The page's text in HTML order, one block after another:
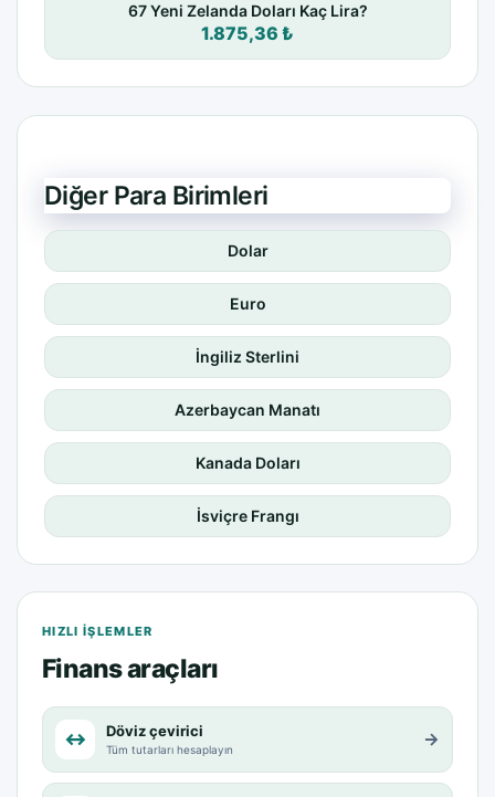
67 Yeni Zelanda Doları Kaç Lira?
1.875,36 ₺
Diğer Para Birimleri
Dolar
Euro
İngiliz Sterlini
Azerbaycan Manatı
Kanada Doları
İsviçre Frangı
HIZLI IŞLEMLER
Finans araçları
↔ Döviz çevirici
Tüm tutarları hesaplayın →